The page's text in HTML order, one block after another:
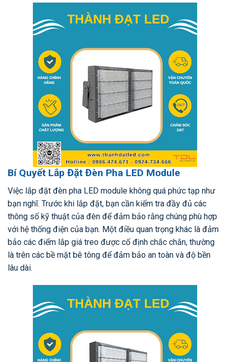
Bí Quyết Lắp Đặt Đèn Pha LED Module
Việc lắp đặt đèn pha LED module không quá phức tạp như
bạn nghĩ. Trước khi lắp đặt, bạn cần kiểm tra đầy đủ các
thông số kỹ thuật của đèn để đảm bảo rằng chúng phù hợp
với hệ thống điện của bạn. Một điều quan trọng khác là đảm
bảo các điểm lắp giá treo được cố định chắc chắn, thường
là trên các bề mặt bê tông để đảm bảo an toàn và độ bền
lâu dài.